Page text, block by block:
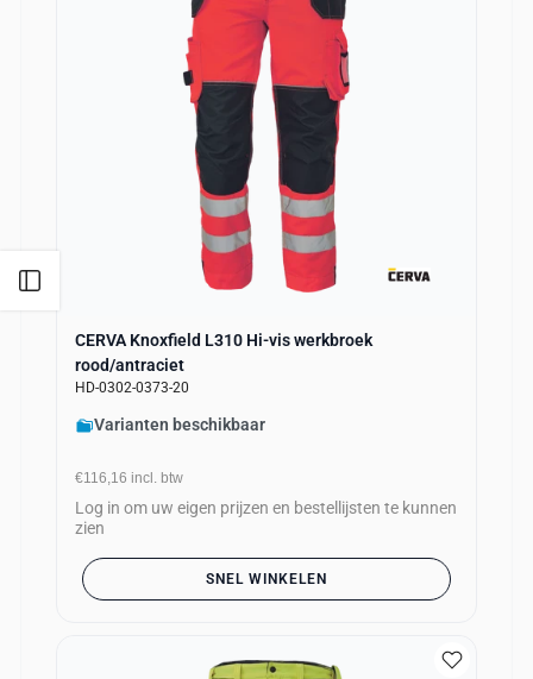
CERVA Knoxfield L310 Hi-vis werkbroek
rood/antraciet
HD-0302-0373-20
Varianten beschikbaar
€116,16 incl. btw
Log in om uw eigen prijzen en bestellijsten te kunnen
zien
SNEL WINKELEN